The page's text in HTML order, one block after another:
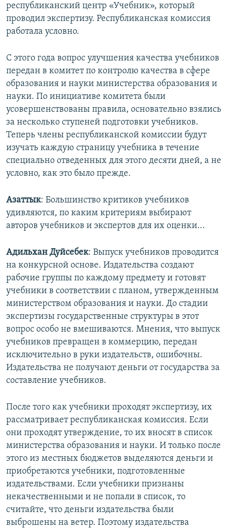
республиканский центр «Учебник», который
проводил экспертизу. Республиканская комиссия
работала условно.
С этого года вопрос улучшения качества учебников
передан в комитет по контролю качества в сфере
образования и науки министерства образования и
науки. По инициативе комитета были
усовершенствованы правила, основательно взялись
за несколько ступеней подготовки учебников.
Теперь члены республиканской комиссии будут
изучать каждую страницу учебника в течение
специально отведенных для этого десяти дней, а не
условно, как это было прежде.
Азаттык: Большинство критиков учебников
удивляются, по каким критериям выбирают
авторов учебников и экспертов для их оценки...
Адильхан Дуйсебек: Выпуск учебников проводится
на конкурсной основе. Издательства создают
рабочие группы по каждому предмету и готовят
учебники в соответствии с планом, утвержденным
министерством образования и науки. До стадии
экспертизы государственные структуры в этот
вопрос особо не вмешиваются. Мнения, что выпуск
учебников превращен в коммерцию, передан
исключительно в руки издательств, ошибочны.
Издательства не получают деньги от государства за
составление учебников.
После того как учебники проходят экспертизу, их
рассматривает республиканская комиссия. Если
они проходят утверждение, то их вносят в список
министерства образования и науки. И только после
этого из местных бюджетов выделяются деньги и
приобретаются учебники, подготовленные
издательствами. Если учебники признаны
некачественными и не попали в список, то
считайте, что деньги издательства были
выброшены на ветер. Поэтому издательства